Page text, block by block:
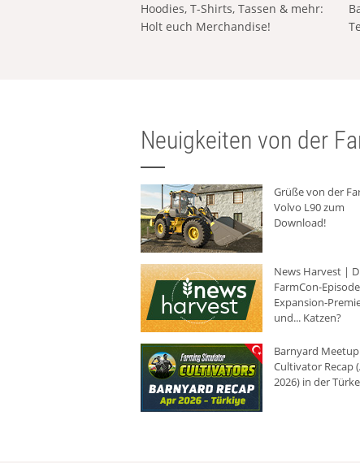
Hoodies, T-Shirts, Tassen & mehr:
Holt euch Merchandise!
Neuigkeiten von der
Grüße von der
Volvo L90 zum
Download!
News Harvest |
FarmCon-
Expansion-
und... Katzen?
Barnyard
Cultivator Recap
2026) in der